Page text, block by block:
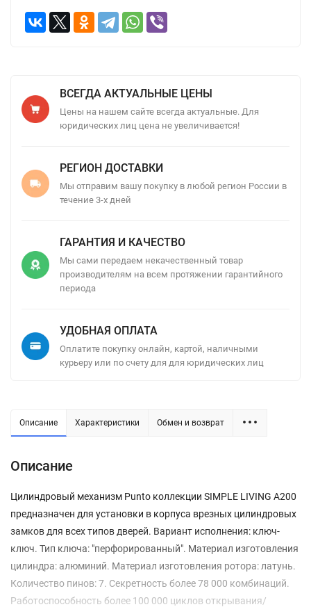
ВСЕГДА АКТУАЛЬНЫЕ ЦЕНЫ
Цены на нашем сайте всегда актуальные. Для
юридических лиц цена не увеличивается!
РЕГИОН ДОСТАВКИ
Мы отправим вашу покупку в любой регион России в
течение 3-х дней
ГАРАНТИЯ И КАЧЕСТВО
Мы сами передаем некачественный товар
производителям на всем протяжении гарантийного
периода
УДОБНАЯ ОПЛАТА
Оплатите покупку онлайн, картой, наличными
курьеру или по счету для для юридических лиц
Описание Характеристики Обмен и возврат
Описание
Цилиндровый механизм Punto коллекции SIMPLE LIVING A200
предназначен для установки в корпуса врезных цилиндровых
замков для всех типов дверей. Вариант исполнения: ключ-
ключ. Тип ключа: "перфорированный". Материал изготовления
цилиндра: алюминий. Материал изготовления ротора: латунь.
Количество пинов: 7. Секретность более 78 000 комбинаций.
Работоспособность более 100 000 циклов открывания/